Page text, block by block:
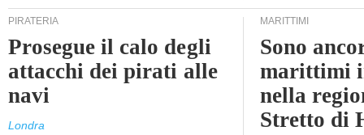
PIRATERIA
Prosegue il calo degli
attacchi dei pirati alle
navi
Londra
MARITTIMI
Sono
marittimi
nella
Stretto di